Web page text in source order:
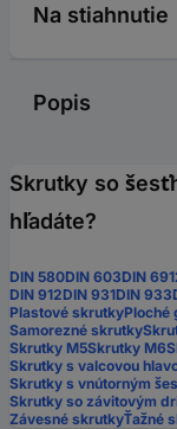
Na stiahnutie
Popis
Skrutky so
hľadáte?
DIN 580DIN 603DIN
DIN 912DIN 931DIN 933
Plastové skrutkyPloché
Samorezné skrutky
Skrutky M5Skrutky M6
Skrutky s valcovou
Skrutky s vnútorným
Skrutky so závitovým
Závesné skrutkyŤažné